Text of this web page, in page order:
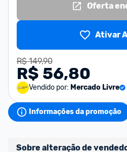
Oferta
Ativar
R$ 149,90
R$ 56,80
Vendido por: Mercado Livre
Informações da promoção
Sobre alteração de